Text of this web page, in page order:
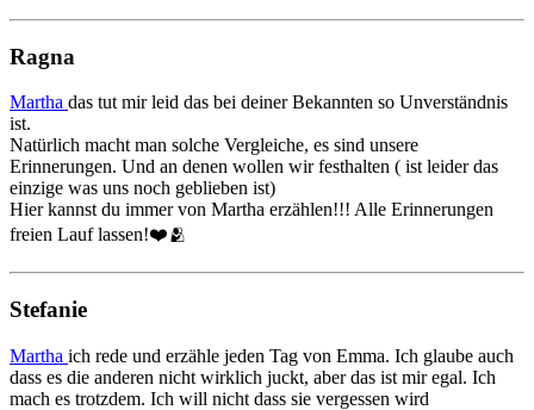
Ragna
Martha das tut mir leid das bei deiner Bekannten so Unverständnis
ist.
Natürlich macht man solche Vergleiche, es sind unsere
Erinnerungen. Und an denen wollen wir festhalten ( ist leider das
einzige was uns noch geblieben ist)
Hier kannst du immer von Martha erzählen!!! Alle Erinnerungen
freien Lauf lassen!❤️🫂
Stefanie
Martha ich rede und erzähle jeden Tag von Emma. Ich glaube auch
dass es die anderen nicht wirklich juckt, aber das ist mir egal. Ich
mach es trotzdem. Ich will nicht dass sie vergessen wird